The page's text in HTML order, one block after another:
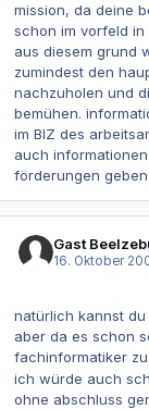
mission, da deine
schon im vorfeld
aus diesem grund
zumindest den
nachzuholen und
bemühen.
im BIZ des
auch
förderungen
Gast
16. Oktober
natürlich kannst du
aber da es schon
fachinformatiker
ich würde auch
ohne abschluss